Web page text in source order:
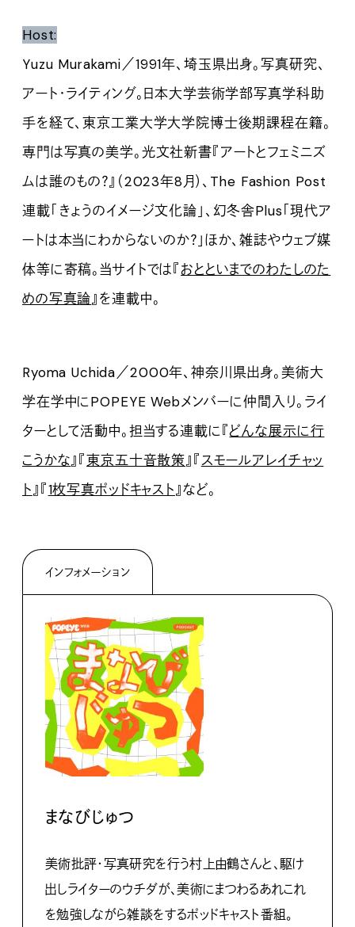
Host:
Yuzu Murakami／1991年、埼玉県出身。写真研究、
アート・ライティング。日本大学芸術学部写真学科助
手を経て、東京工業大学大学院博士後期課程在籍。
専門は写真の美学。光文社新書『アートとフェミニズ
ムは誰のもの？』（2023年8月）、The Fashion Post
連載「きょうのイメージ文化論」、幻冬舎Plus「現代ア
ートは本当にわからないのか？」ほか、雑誌やウェブ媒
体等に寄稿。当サイトでは『おとといまでのわたしのた
めの写真論』を連載中。
Ryoma Uchida／2000年、神奈川県出身。美術大
学在学中にPOPEYE Webメンバーに仲間入り。ライ
ターとして活動中。担当する連載に『どんな展示に行
こうかな』『東京五十音散策』『スモールアレイチャッ
ト』『1枚写真ポッドキャスト』など。
インフォメーション
まなびじゅつ
美術批評・写真研究を行う村上由鶴さんと、駆け
出しライターのウチダが、美術にまつわるあれこれ
を勉強しながら雑談をするポッドキャスト番組。